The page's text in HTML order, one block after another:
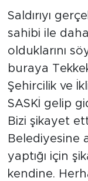
Saldırıyı
sahibi ile
olduklarını
buraya
Şehircilik ve
SASKİ gelip
Bizi şikayet
Belediyesine
yaptığı için
kendine.